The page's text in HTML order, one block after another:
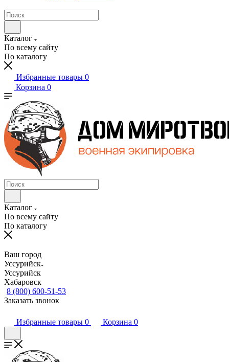
Каталог
По всему сайту
По каталогу
Избранные товары 0
Корзина 0
Каталог
По всему сайту
По каталогу
Ваш город
Уссурийск
Уссурийск
Хабаровск
8 (800) 600-51-53
Заказать звонок
Избранные товары 0 Корзина 0